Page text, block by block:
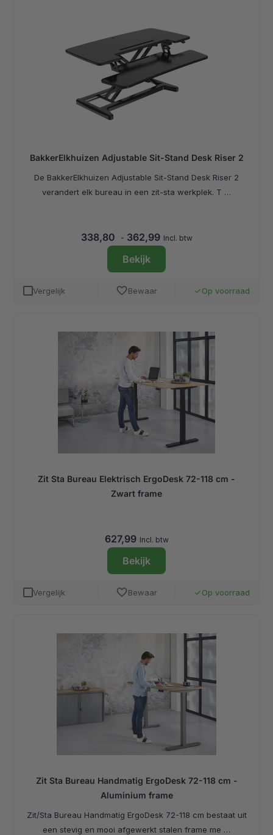
BakkerElkhuizen Adjustable Sit-Stand Desk Riser 2
De BakkerElkhuizen Adjustable Sit-Stand Desk Riser 2
verandert elk bureau in een zit-sta werkplek. T …
338,80 - 362,99 Incl. btw
Bekijk
Vergelijk favoriteBewaar done Op voorraad
Zit Sta Bureau Elektrisch ErgoDesk 72-118 cm -
Zwart frame
627,99 Incl. btw
Bekijk
Vergelijk favoriteBewaar done Op voorraad
Zit Sta Bureau Handmatig ErgoDesk 72-118 cm -
Aluminium frame
Zit/Sta Bureau Handmatig ErgoDesk 72-118 cm bestaat uit
een stevig en mooi afgewerkt stalen frame me …